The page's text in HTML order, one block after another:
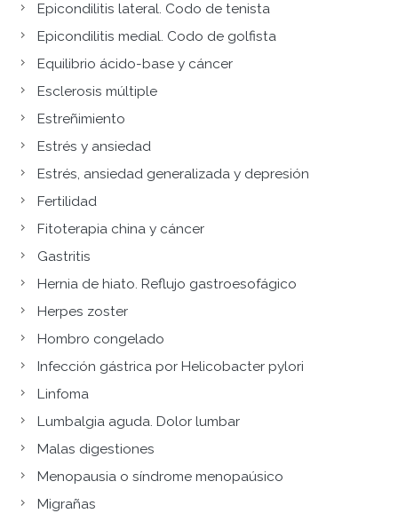
Epicondilitis lateral. Codo de tenista
Epicondilitis medial. Codo de golfista
Equilibrio ácido-base y cáncer
Esclerosis múltiple
Estreñimiento
Estrés y ansiedad
Estrés, ansiedad generalizada y depresión
Fertilidad
Fitoterapia china y cáncer
Gastritis
Hernia de hiato. Reflujo gastroesofágico
Herpes zoster
Hombro congelado
Infección gástrica por Helicobacter pylori
Linfoma
Lumbalgia aguda. Dolor lumbar
Malas digestiones
Menopausia o síndrome menopaúsico
Migrañas